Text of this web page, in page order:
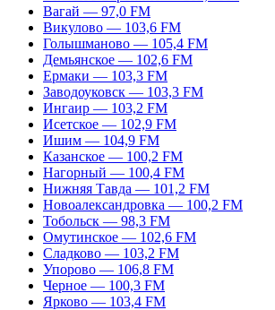
Вагай — 97,0 FM
Викулово — 103,6 FM
Голышманово — 105,4 FM
Демьянское — 102,6 FM
Ермаки — 103,3 FM
Заводоуковск — 103,3 FM
Ингаир — 103,2 FM
Исетское — 102,9 FM
Ишим — 104,9 FM
Казанское — 100,2 FM
Нагорный — 100,4 FM
Нижняя Тавда — 101,2 FM
Новоалександровка — 100,2 FM
Тобольск — 98,3 FM
Омутинское — 102,6 FM
Сладково — 103,2 FM
Упорово — 106,8 FM
Черное — 100,3 FM
Ярково — 103,4 FM